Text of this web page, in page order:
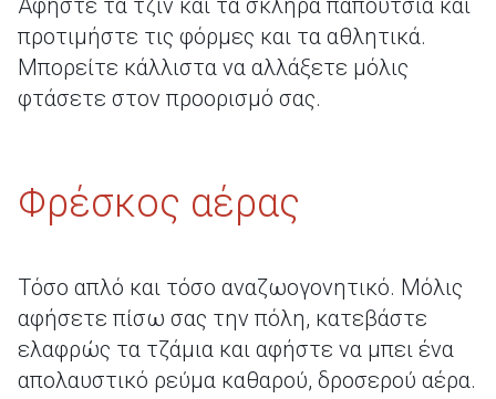
Αφήστε τα τζιν και τα σκληρά παπούτσια και
προτιμήστε τις φόρμες και τα αθλητικά.
Μπορείτε κάλλιστα να αλλάξετε μόλις
φτάσετε στον προορισμό σας.
Φρέσκος αέρας
Τόσο απλό και τόσο αναζωογονητικό. Μόλις
αφήσετε πίσω σας την πόλη, κατεβάστε
ελαφρώς τα τζάμια και αφήστε να μπει ένα
απολαυστικό ρεύμα καθαρού, δροσερού αέρα.